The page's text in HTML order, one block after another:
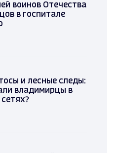
воинов Отечества
в госпитале
и лесные следы:
владимирцы в